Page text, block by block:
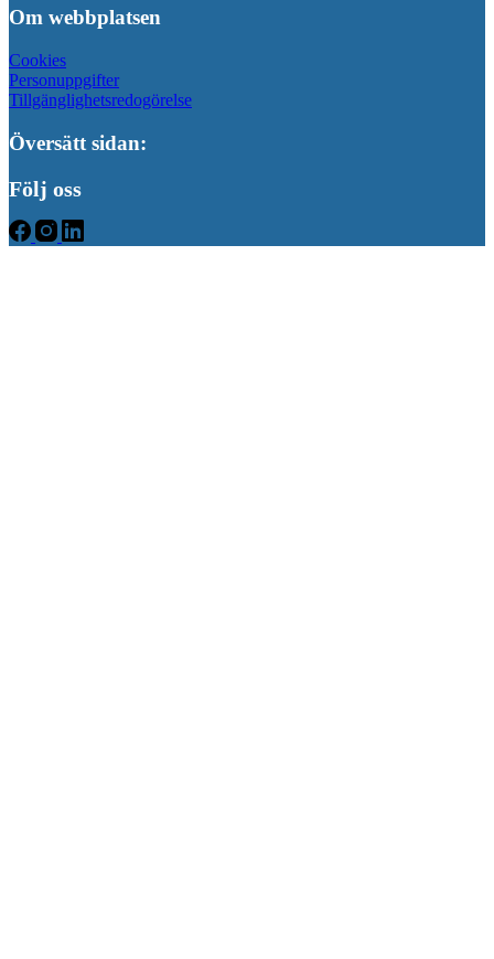
Om webbplatsen
Cookies
Personuppgifter
Tillgänglighetsredogörelse
Översätt sidan:
Följ oss